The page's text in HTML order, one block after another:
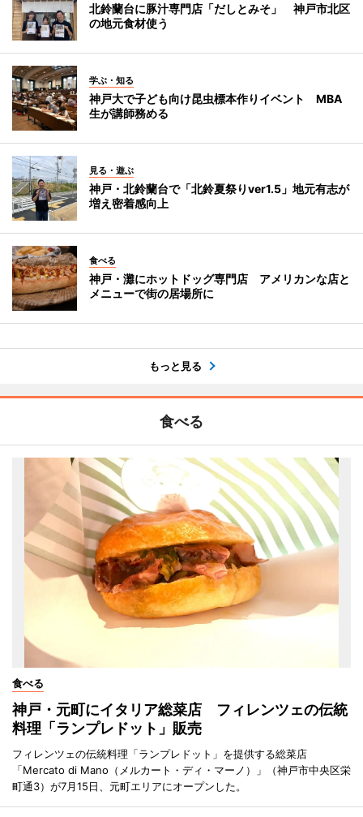
北鈴蘭台に豚汁専門店「だしとみそ」 神戸市北区
の地元食材使う
学ぶ・知る
神戸大で子ども向け昆虫標本作りイベント MBA
生が講師務める
見る・遊ぶ
神戸・北鈴蘭台で「北鈴夏祭りver1.5」地元有志が
増え密着感向上
食べる
神戸・灘にホットドッグ専門店 アメリカンな店と
メニューで街の居場所に
もっと見る
食べる
食べる
神戸・元町にイタリア総菜店 フィレンツェの伝統
料理「ランプレドット」販売
フィレンツェの伝統料理「ランプレドット」を提供する総菜店
「Mercato di Mano（メルカート・ディ・マーノ）」（神戸市中央区栄
町通3）が7月15日、元町エリアにオープンした。